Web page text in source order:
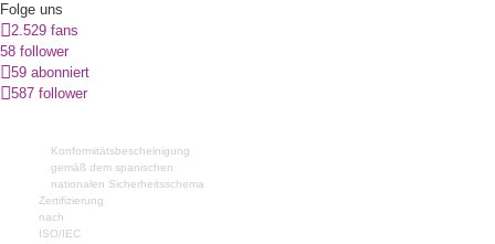
Folge uns
2.529 fans
58 follower
59 abonniert
587 follower
Konformitätsbescheinigung
gemäß dem spanischen
nationalen Sicherheitsschema
Zertifizierung
nach
ISO/IEC